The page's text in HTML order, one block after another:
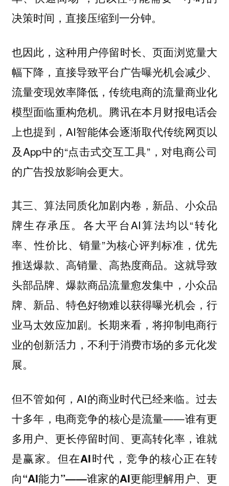
决策时间，直接压缩到一分钟。
也因此，这种用户停留时长、页面浏览量大
幅下降，直接导致平台广告曝光机会减少、
流量变现效率降低，传统电商的流量商业化
模型面临重构危机。腾讯在本月财报电话会
上也提到，AI智能体会逐渐取代传统网页以
及App中的“点击式交互工具”，对电商公司
的广告投放影响会更大。
其三、算法同质化加剧内卷，新品、小众品
牌生存承压。 各大平台AI算法均以“转化
率、性价比、销量”为核心评判标准，优先
推送爆款、高销量、高热度商品。这就导致
头部品牌、爆款商品流量愈发集中，小众品
牌、新品、特色好物难以获得曝光机会，行
业马太效应加剧。长期来看，将抑制电商行
业的创新活力，不利于消费市场的多元化发
展。
但不管如何，AI的商业时代已经来临。过去
十多年，电商竞争的核心是流量——谁有更
多用户、更长停留时间、更高转化率，谁就
是赢家。 但在AI时代，竞争的核心正在转
向“AI能力”——谁家的AI更能理解用户、更